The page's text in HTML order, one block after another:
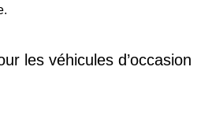
les véhicules d’occasion